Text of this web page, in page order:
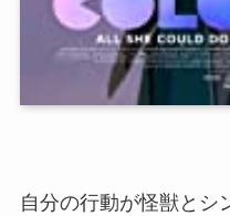
自分の行動が怪獣とシ